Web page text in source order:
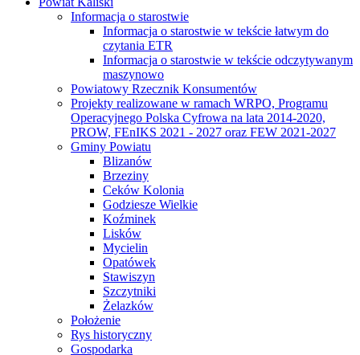
Informacja o starostwie
Informacja o starostwie w tekście łatwym do
czytania ETR
Informacja o starostwie w tekście odczytywanym
maszynowo
Powiatowy Rzecznik Konsumentów
Projekty realizowane w ramach WRPO, Programu
Operacyjnego Polska Cyfrowa na lata 2014-2020,
PROW, FEnIKS 2021 - 2027 oraz FEW 2021-2027
Gminy Powiatu
Blizanów
Brzeziny
Ceków Kolonia
Godziesze Wielkie
Koźminek
Lisków
Mycielin
Opatówek
Stawiszyn
Szczytniki
Żelazków
Położenie
Rys historyczny
Gospodarka